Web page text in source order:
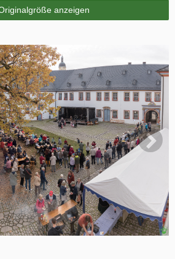
anzeigen